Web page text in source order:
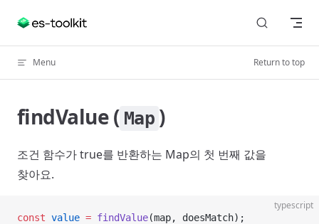
Skip to content
Menu Return to top
findValue ( Map )
조건 함수가 true를 반환하는 Map의 첫 번째 값을
찾아요.
typescript
const value = findValue(map, doesMatch);